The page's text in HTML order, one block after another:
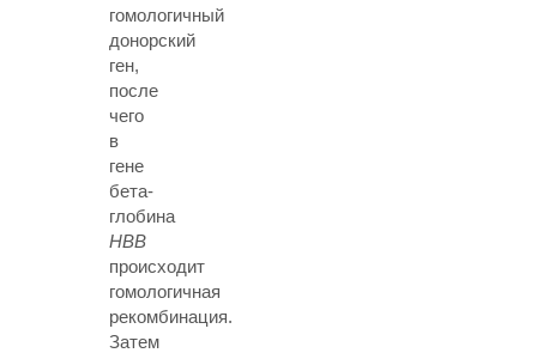
гомологичный
донорский
ген,
после
чего
в
гене
бета-
глобина
HBB
происходит
гомологичная
рекомбинация.
Затем